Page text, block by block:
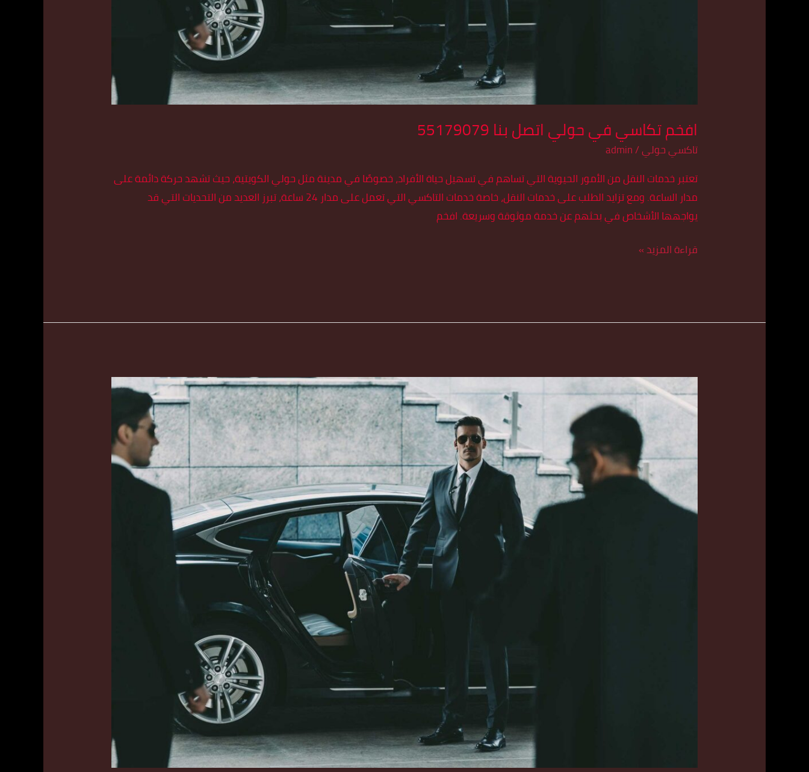
افخم تكاسي في حولي اتصل بنا 55179079
تاكسي حولي/
admin
تعتبر خدمات النقل من الأمور الحيوية التي تساهم في تسهيل حياة الأفراد، خصوصًا في مدينة مثل حولي الكويتية، حيث تشهد حركة دائمة على
مدار الساعة. ومع تزايد الطلب على خدمات النقل، خاصة خدمات التاكسي التي تعمل على مدار 24 ساعة، تبرز العديد من التحديات التي قد
يواجهها الأشخاص في بحثهم عن خدمة موثوقة وسريعة. افخم
قراءة المزيد »
تكس
اتصل
55179079